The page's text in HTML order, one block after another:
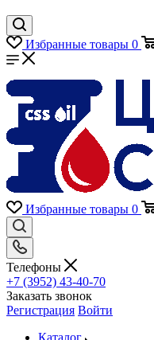
Избранные товары 0
Избранные товары 0
Телефоны
+7 (3952) 43-40-70
Заказать звонок
Регистрация Войти
Каталог